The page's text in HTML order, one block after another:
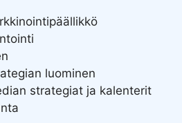
luominen
strategiat ja kalenterit